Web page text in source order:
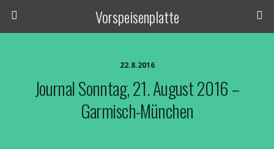
Vorspeisenplatte
22.8.2016
Journal Sonntag, 21. August 2016 –
Garmisch-München